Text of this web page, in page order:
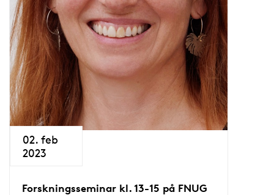
02. feb
2023
Forskningsseminar kl. 13-15 på FNUG